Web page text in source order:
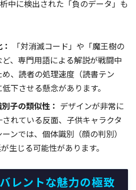
中に検出された「負のデータ」も
「対消滅コード」や「魔王樹の
、専門用語による解説が戦闘中
、読者の処理速度（読書テン
下させる懸念があります。
子の類似性： デザインが非常に
れている反面、子供キャラクタ
ンでは、個体識別（顔の判別）
生じる可能性があります。
レントな魅力の極致